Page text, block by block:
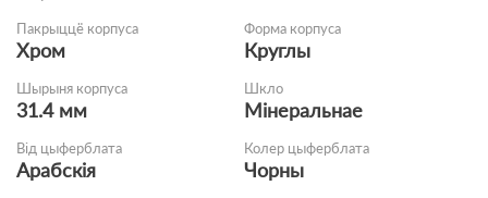
Пакрыццё корпуса
Хром
Форма корпуса
Круглы
Шырыня корпуса
31.4 мм
Шкло
Мінеральнае
Від цыферблата
Арабскія
Колер цыферблата
Чорны